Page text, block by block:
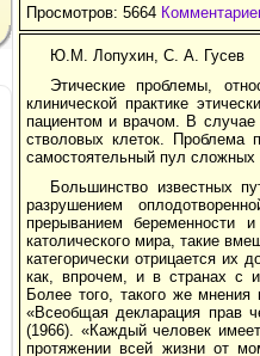
Просмотров: 5664
Ю.М. Лопухин, С. А. Гусев
Этические проблемы,
клинической практике
пациентом и врачом. В случае
стволовых клеток. Проблема
самостоятельный пул сложных
Большинство известных
разрушением
прерыванием беременности
католического мира, такие
категорически отрицается их
как, впрочем, и в странах с
Более того, такого же
«Всеобщая декларация прав
(1966). «Каждый человек
протяжении всей жизни от